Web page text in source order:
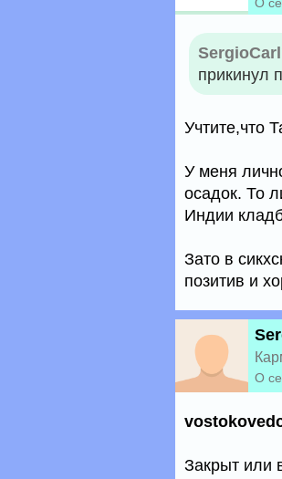
прикинул
Учтите,что
У меня
осадок. То
Индии
Зато в
позитив и
О
Закрыт или